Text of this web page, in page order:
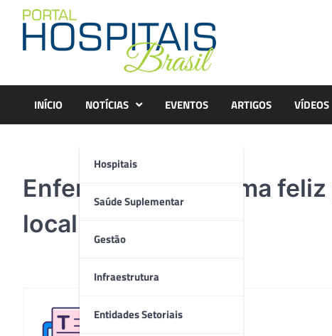
content
INÍCIO NOTÍCIAS
Hospitais
Saúde Suplementar
Gestão
Infraestrutura
Entidades Setoriais
EVENTOS ARTIGOS VÍDEOS
Enfermeira Jane Lima
local de trabalho